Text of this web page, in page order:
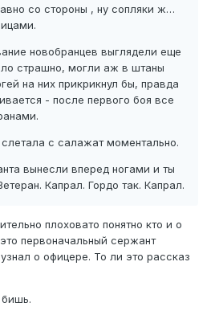
со стороны , ну сопляки ж…
новобранцев выглядели еще
страшно, могли аж в штаны
на них прикрикнул бы, правда
- после первого боя все
слетала с салажат моментально.
вынесли вперед ногами и ты
Капрал. Гордо так. Капрал.
плоховато понятно кто и о
первоначальный сержант
о офицере. То ли это рассказ